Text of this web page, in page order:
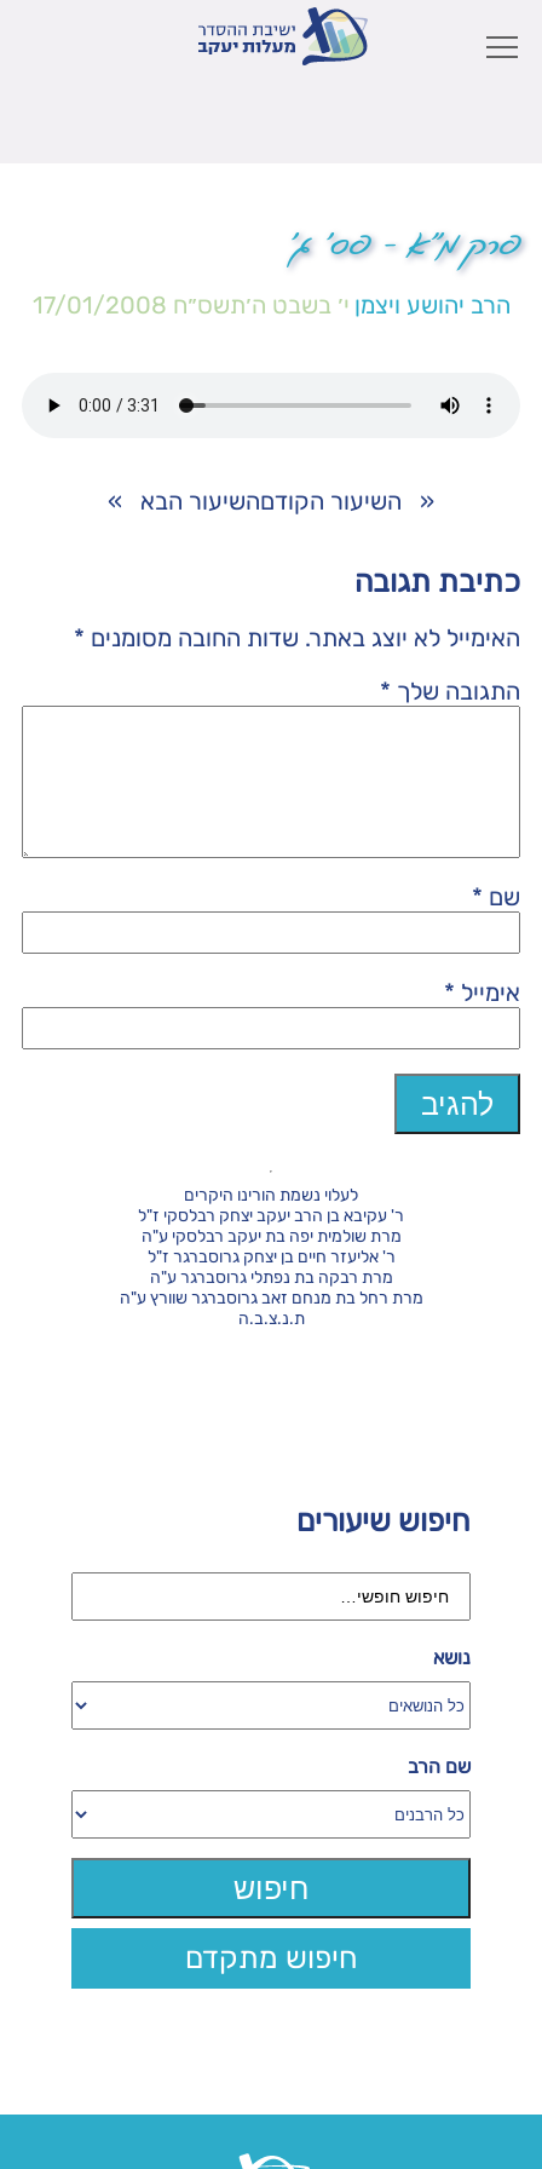
פרק מ"א – פס' ג'
הרב יהושע ויצמן י׳ בשבט ה׳תשס״ח 17/01/2008
« השיעור הקודםהשיעור הבא »
כתיבת תגובה
האימייל לא יוצג באתר. שדות החובה מסומנים *
התגובה שלך *
שם *
אימייל *
חיפוש שיעורים
נושא
שם הרב
חיפוש מתקדם
לעלוי נשמת הורינו היקרים
ר' עקיבא בן הרב יעקב יצחק רבלסקי ז"ל
מרת שולמית יפה בת יעקב רבלסקי ע"ה
ר' אליעזר חיים בן יצחק גרוסברגר ז"ל
מרת רבקה בת נפתלי גרוסברגר ע"ה
מרת רחל בת מנחם זאב גרוסברגר שוורץ ע"ה
ת.נ.צ.ב.ה